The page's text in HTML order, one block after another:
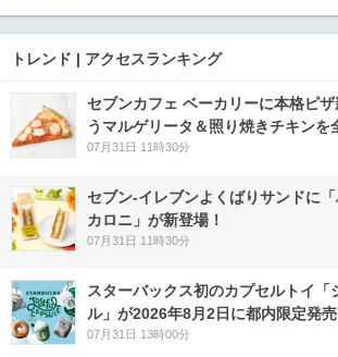
トレンド | アクセスランキング
セブンカフェ ベーカリーに本格ピ
うマルゲリータ＆照り焼きチキンを
07月31日 11時30分
セブン‐イレブンよくばりサンドに
カロニ」が新登場！
07月31日 11時30分
スターバックス初のカプセルトイ「
ル」が2026年8月2日に都内限定発売
07月31日 13時00分